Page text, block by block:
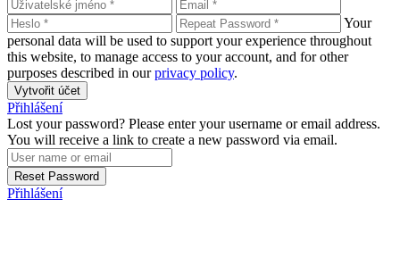
Your
personal data will be used to support your experience throughout
this website, to manage access to your account, and for other
purposes described in ourprivacy policy.
Vytvořit účet
Přihlášení
Lost your password? Please enter your username or email address.
You will receive a link to create a new password via email.
Reset Password
Přihlášení